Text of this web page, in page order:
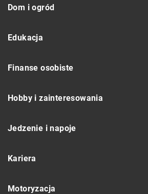
Dom i ogród
Edukacja
Finanse osobiste
Hobby i zainteresowania
Jedzenie i napoje
Kariera
Motoryzacja